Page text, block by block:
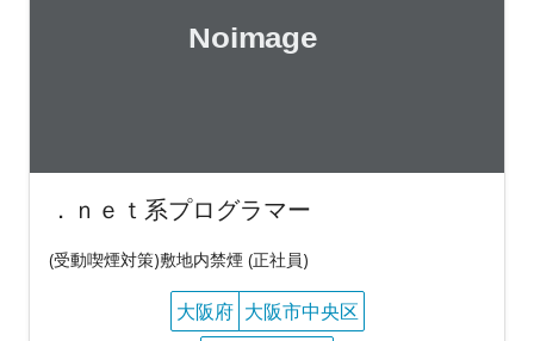
．ｎｅｔ系プログラマー
(受動喫煙対策)敷地内禁煙 (正社員)
大阪府 大阪市中央区